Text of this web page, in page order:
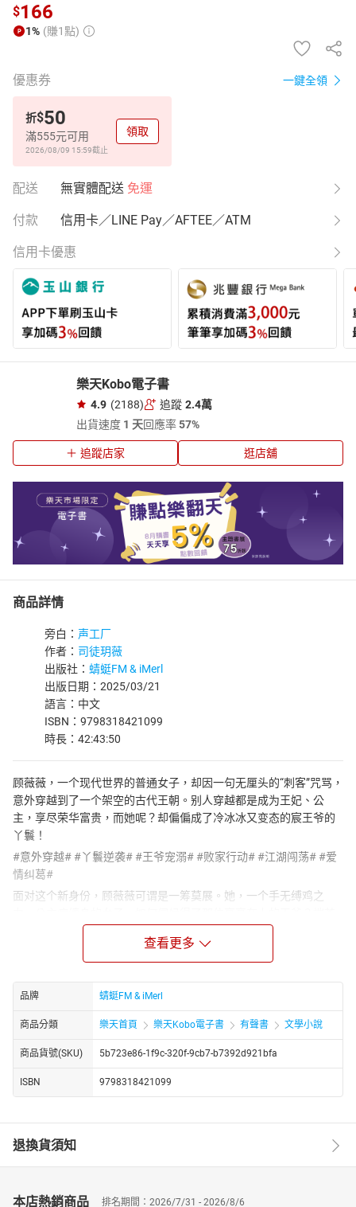
$166
1% (賺1點)
優惠券 一鍵全領
折$50
滿555元可用
2026/08/09 15:59截止
領取
配送 無實體配送 免運
付款 信用卡／LINE Pay／AFTEE／ATM
信用卡優惠
樂天Kobo電子書
4.9 (2188) 追蹤 2.4萬
出貨速度 1 天回應率57%
追蹤店家 逛店舖
商品詳情
旁白： 声工厂
作者： 司徒玥薇
出版社： 蜻蜓FM & iMerl
出版日期：2025/03/21
語言：中文
ISBN：9798318421099
時長：42:43:50
顾薇薇，一个现代世界的普通女子，却因一句无厘头的“刺客”咒骂，
意外穿越到了一个架空的古代王朝。别人穿越都是成为王妃、公
主，享尽荣华富贵，而她呢？却偏偏成了冷冰冰又变态的宸王爷的
丫鬟！
#意外穿越# #丫鬟逆袭# #王爷宠溺# #败家行动# #江湖闯荡# #爱
情纠葛#
面对这个新身份，顾薇薇可谓是一筹莫展。她，一个手无缚鸡之
倒水，她把王爷的衣服当成了茶杯；生火做饭，她将厨房变成了烟
雾缭绕的仙境；洗衣擦地，更是将王爷的衣物变成了破布条。然
而，这些“意外”并未让王爷对她产生厌恶，反而让她在王府中的生活
变得妙趣横生。
顾薇薇可不是个任人欺负的主儿。她决定要报复这个小气又冷血的
王爷，于是开始了一场别开生面的“败家”行动。她吃穷王爷，变卖王
府宝贝，甚至火烧王府，让王爷有家不能回。然而，王爷却似乎并
不在意，反而对她愈发宠溺。
某王爷深情款款地说：“薇薇，本王家底富厚，养你这样的米虫绰绰
有余。你要败家可以，但不许将自己给卖了。”而顾薇薇却倔强地回
然而，王爷怎会轻易让她离开？他直接将顾薇薇塞进花轿，霸道地
说：“生米煮成熟饭才是王道，薇薇，你是本王的，你跑不了。”
查看更多
品牌 蜻蜓FM & iMerl
商品分類 樂天首頁 樂天Kobo電子書 有聲書 文學小說
商品貨號(SKU) 5b723e86-1f9c-320f-9cb7-b7392d921bfa
ISBN 9798318421099
退換貨須知
本店熱銷商品 排名期間：2026/7/31 - 2026/8/6